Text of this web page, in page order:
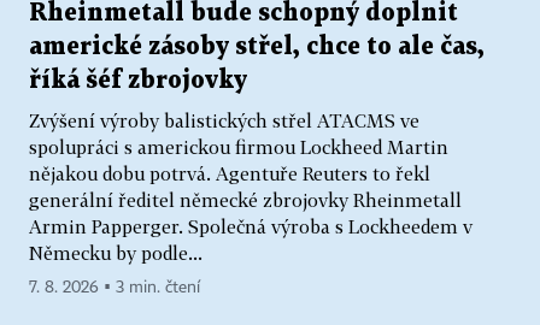
Rheinmetall bude schopný doplnit
americké zásoby střel, chce to ale čas,
říká šéf zbrojovky
Zvýšení výroby balistických střel ATACMS ve
spolupráci s americkou firmou Lockheed Martin
nějakou dobu potrvá. Agentuře Reuters to řekl
generální ředitel německé zbrojovky Rheinmetall
Armin Papperger. Společná výroba s Lockheedem v
Německu by podle...
7. 8. 2026 ▪ 3 min. čtení